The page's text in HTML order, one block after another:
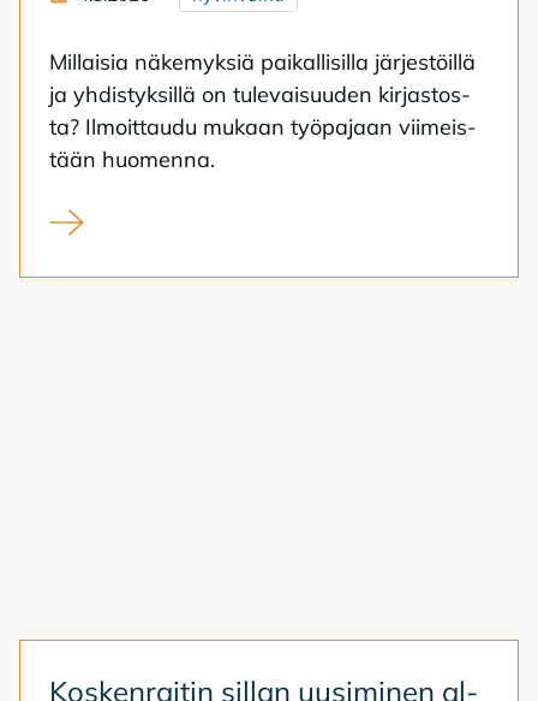
Mil­lai­sia nä­ke­myk­siä pai­kal­li­sil­la jär­jes­töil­lä
ja yh­dis­tyk­sil­lä on tu­le­vai­suu­den kir­jas­tos­
ta? Il­moit­tau­du mu­kaan työ­pa­jaan vii­meis­
tään huo­men­na.
Kirjasto kansalaistoiminnan alustana
Kos­ken­rai­tin sil­lan uusi­mi­nen al­